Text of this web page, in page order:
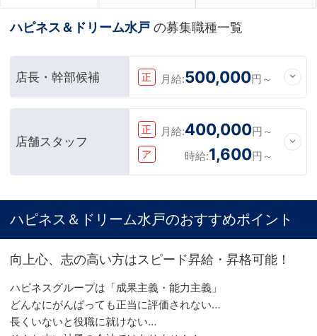
ハピネス＆ドリーム水戸 の募集職種一覧
店長・幹部候補 正 月給:500,000円～
店舗スタッフ
正 月給:400,000円～
ア 時給:1,600円～
ハピネス＆ドリーム水戸のおすすめポイント
向上心、志の高い方はスピード昇給・昇格可能！
ハピネスグループは「成果主義・能力主義」
どんなにがんばっても正当に評価されない…
長くいないと役職に就けない…